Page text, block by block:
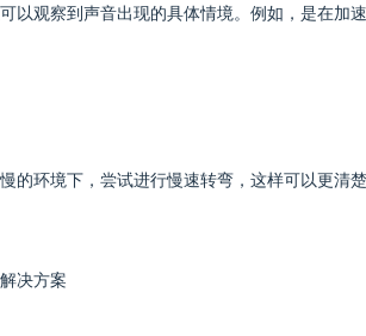
以观察到声音出现的具体情境。例如，是在加
的环境下，尝试进行慢速转弯，这样可以更清
决方案